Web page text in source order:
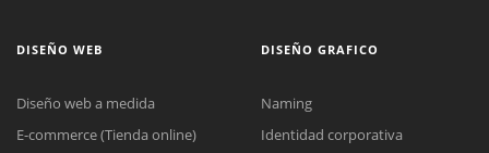
DISEÑO WEB
Diseño web a medida
E-commerce (Tienda online)
DISEÑO GRAFICO
Naming
Identidad corporativa